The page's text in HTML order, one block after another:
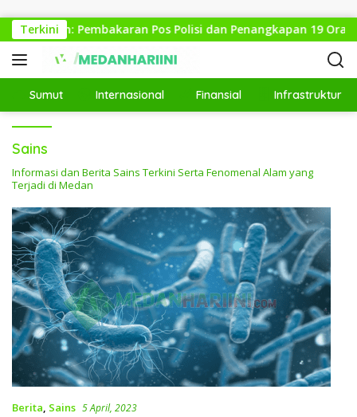
Terkini
Medan: Pembakaran Pos Polisi dan Penangkapan 19 Orang
Sumut Internasional Finansial Infrastruktur
Sains
Informasi dan Berita Sains Terkini Serta Fenomenal Alam yang
Terjadi di Medan
Berita, Sains 5 April, 2023